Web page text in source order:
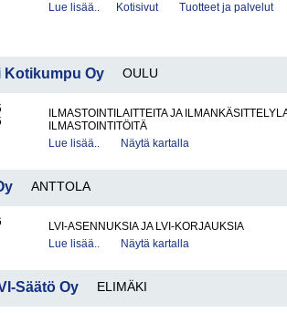
Lue lisää..
Kotisivut Tuotteet ja palvelut
Kotikumpu Oy OULU
ILMASTOINTILAITTEITA JA
ILMASTOINTITÖITÄ
Lue lisää..
Näytä kartalla
ANTTOLA
LVI-ASENNUKSIA JA LVI-KORJAUKSIA
Lue lisää..
Näytä kartalla
Säätö Oy ELIMÄKI